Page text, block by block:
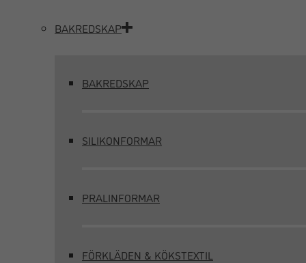
BAKREDSKAP
BAKREDSKAP
SILIKONFORMAR
PRALINFORMAR
FÖRKLÄDEN & KÖKSTEXTIL